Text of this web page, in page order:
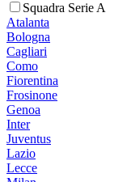
Squadra Serie A
Atalanta
Bologna
Cagliari
Como
Fiorentina
Frosinone
Genoa
Inter
Juventus
Lazio
Lecce